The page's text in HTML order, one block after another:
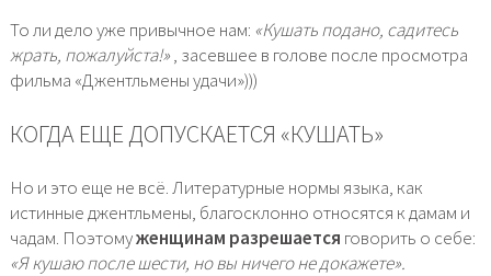
То ли дело уже привычное нам: «Кушать подано, садитесь
жрать, пожалуйста!», засевшее в голове после просмотра
фильма «Джентльмены удачи»)))
КОГДА ЕЩЕ ДОПУСКАЕТСЯ «КУШАТЬ»
Но и это еще не всё. Литературные нормы языка, как
истинные джентльмены, благосклонно относятся к дамам и
чадам. Поэтомуженщинам разрешается говорить о себе:
«Я кушаю после шести, но вы ничего не докажете».